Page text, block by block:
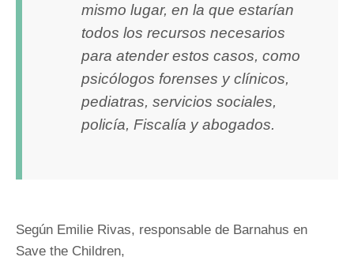
mismo lugar, en la que estarían
todos los recursos necesarios
para atender estos casos, como
psicólogos forenses y clínicos,
pediatras, servicios sociales,
policía, Fiscalía y abogados.
Según Emilie Rivas, responsable de Barnahus en
Save the Children,